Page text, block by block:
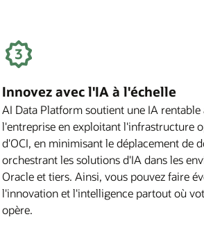
Innovez avec l'IA à l'échelle
AI Data Platform soutient une IA rentable
l'entreprise en exploitant l'infrastructure
d'OCI, en minimisant le déplacement de
orchestrant les solutions d'IA dans les
Oracle et tiers. Ainsi, vous pouvez faire
l'innovation et l'intelligence partout où
opère.